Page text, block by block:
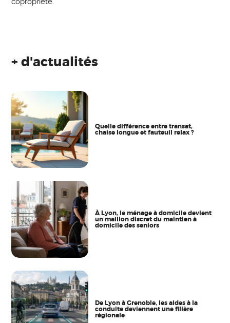
+ d'actualités
Quelle différence entre transat,
chaise longue et fauteuil relax ?
À Lyon, le ménage à domicile devient
un maillon discret du maintien à
domicile des seniors
De Lyon à Grenoble, les aides à la
conduite deviennent une filière
régionale